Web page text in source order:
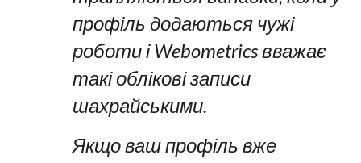
профіль додаються чужі
роботи і Webometrics вважає
такі облікові записи
шахрайськими.
Якщо ваш профіль вже